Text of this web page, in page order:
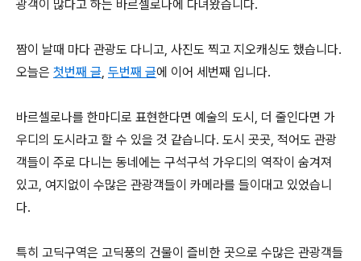
광객이 많다고 하는 바르셀로나에 다녀왔습니다.
짬이 날때 마다 관광도 다니고, 사진도 찍고 지오캐싱도 했습니다.
오늘은 첫번째 글, 두번째 글에 이어 세번째 입니다.
바르셀로나를 한마디로 표현한다면 예술의 도시, 더 줄인다면 가
우디의 도시라고 할 수 있을 것 같습니다. 도시 곳곳, 적어도 관광
객들이 주로 다니는 동네에는 구석구석 가우디의 역작이 숨겨져
있고, 여지없이 수많은 관광객들이 카메라를 들이대고 있었습니
다.
특히 고딕구역은 고딕풍의 건물이 즐비한 곳으로 수많은 관광객들